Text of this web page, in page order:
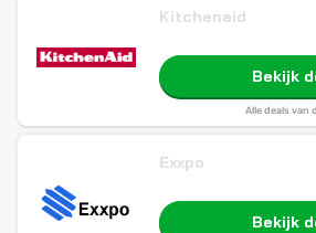
Kitchenaid
Bekijk
Alle deals van
Exxpo
Bekijk